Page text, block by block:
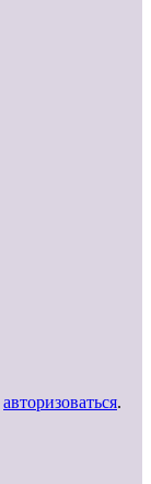
авторизоваться.